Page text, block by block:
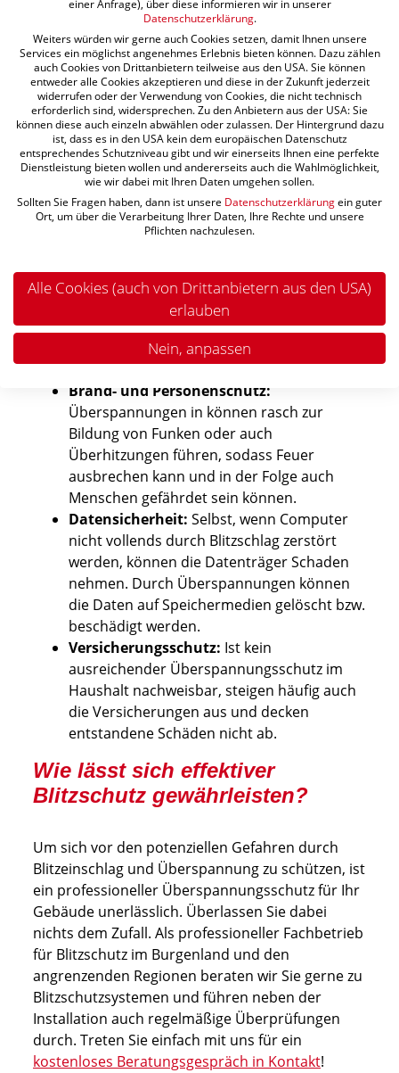
Typ 3 SPD:Dieser Überspannungsschutz
befindet sich direkt am Endgerät oder an
Steckdosen.
Vor welchen Gefahren bewahrt
der Überspannungsschutz?
Der Überspannungs-Blitzschutz im Haus bewahrt
Bewohner vor einer Reihe unterschiedlicher
Gefahren.
Haus können von Überspannungsschäden
bei Blitzeinschlag betroffen sein. Fernseher,
Computer, aber auch Kühlschränke und
andere Haushaltsgeräte können irreparabel
zerstört werden.
Brand- und Personenschutz:
Überspannungen in können rasch zur
Bildung von Funken oder auch
Überhitzungen führen, sodass Feuer
ausbrechen kann und in der Folge auch
Menschen gefährdet sein können.
Datensicherheit: Selbst, wenn Computer
nicht vollends durch Blitzschlag zerstört
werden, können die Datenträger Schaden
nehmen. Durch Überspannungen können
die Daten auf Speichermedien gelöscht bzw.
beschädigt werden.
Versicherungsschutz: Ist kein
ausreichender Überspannungsschutz im
Haushalt nachweisbar, steigen häufig auch
die Versicherungen aus und decken
entstandene Schäden nicht ab.
Wie lässt sich effektiver
Blitzschutz gewährleisten?
Um sich vor den potenziellen Gefahren durch
Blitzeinschlag und Überspannung zu schützen, ist
ein professioneller Überspannungsschutz für Ihr
Gebäude unerlässlich. Überlassen Sie dabei
nichts dem Zufall. Als professioneller Fachbetrieb
für Blitzschutz im Burgenland und den
angrenzenden Regionen beraten wir Sie gerne zu
Blitzschutzsystemen und führen neben der
Installation auch regelmäßige Überprüfungen
durch. Treten Sie einfach mit uns für ein
kostenloses Beratungsgespräch in Kontakt!
einer Anfrage), über diese informieren wir in unserer
Datenschutzerklärung.
Weiters würden wir gerne auch Cookies setzen, damit Ihnen unsere
Services ein möglichst angenehmes Erlebnis bieten können. Dazu zählen
auch Cookies von Drittanbietern teilweise aus den USA. Sie können
entweder alle Cookies akzeptieren und diese in der Zukunft jederzeit
widerrufen oder der Verwendung von Cookies, die nicht technisch
erforderlich sind, widersprechen. Zu den Anbietern aus der USA: Sie
können diese auch einzeln abwählen oder zulassen. Der Hintergrund dazu
ist, dass es in den USA kein dem europäischen Datenschutz
entsprechendes Schutzniveau gibt und wir einerseits Ihnen eine perfekte
Dienstleistung bieten wollen und andererseits auch die Wahlmöglichkeit,
wie wir dabei mit Ihren Daten umgehen sollen.
Sollten Sie Fragen haben, dann ist unsere Datenschutzerklärungein guter
Ort, um über die Verarbeitung Ihrer Daten, Ihre Rechte und unsere
Pflichten nachzulesen.
Alle Cookies (auch von Drittanbietern aus den USA)
erlauben
Nein, anpassen